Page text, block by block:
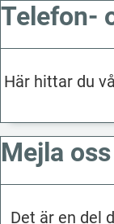
Telefon-
Här hittar du
Mejla oss
Det är en del